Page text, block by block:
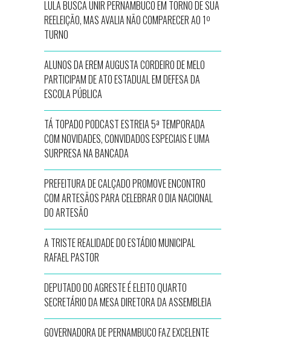
LULA BUSCA UNIR PERNAMBUCO EM TORNO DE SUA
REELEIÇÃO, MAS AVALIA NÃO COMPARECER AO 1º
TURNO
ALUNOS DA EREM AUGUSTA CORDEIRO DE MELO
PARTICIPAM DE ATO ESTADUAL EM DEFESA DA
ESCOLA PÚBLICA
TÁ TOPADO PODCAST ESTREIA 5ª TEMPORADA
COM NOVIDADES, CONVIDADOS ESPECIAIS E UMA
SURPRESA NA BANCADA
PREFEITURA DE CALÇADO PROMOVE ENCONTRO
COM ARTESÃOS PARA CELEBRAR O DIA NACIONAL
DO ARTESÃO
A TRISTE REALIDADE DO ESTÁDIO MUNICIPAL
RAFAEL PASTOR
DEPUTADO DO AGRESTE É ELEITO QUARTO
SECRETÁRIO DA MESA DIRETORA DA ASSEMBLEIA
GOVERNADORA DE PERNAMBUCO FAZ EXCELENTE